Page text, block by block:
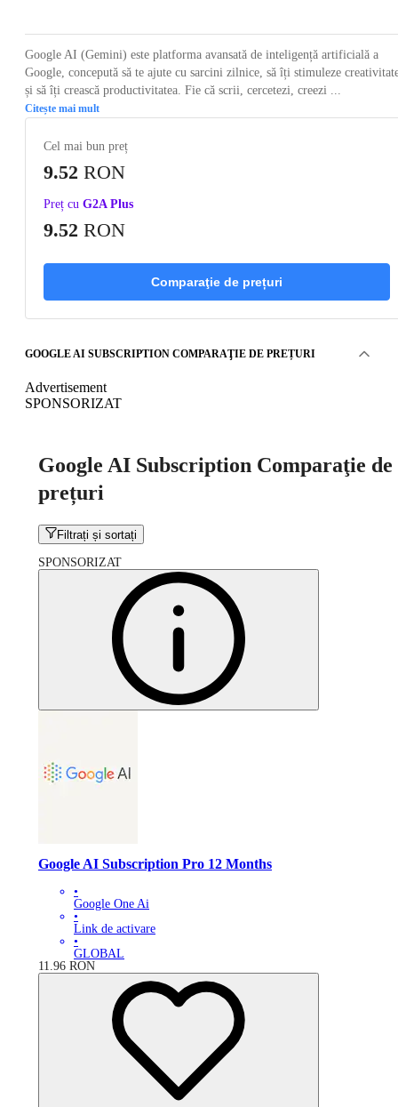
Google AI (Gemini) este platforma avansată de inteligență artificială a
Google, concepută să te ajute cu sarcini zilnice, să îți stimuleze
și să îți crească productivitatea. Fie că scrii, cercetezi, creezi ...
Citește mai mult
Cel mai bun preț
9.52 RON
Preț cu G2A Plus
9.52 RON
Comparaţie de prețuri
GOOGLE AI SUBSCRIPTION COMPARAŢIE DE PREȚURI
Advertisement
SPONSORIZAT
Google AI Subscription Comparaţie de
prețuri
Filtrați și sortați
SPONSORIZAT
Google AI Subscription Pro 12 Months
•
Google One Ai
•
Link de activare
•
GLOBAL
11.96 RON